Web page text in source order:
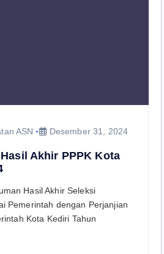
ASN Desember 31, 2024
Akhir PPPK Kota
Hasil Akhir Seleksi
Pemerintah dengan Perjanjian
Kota Kediri Tahun